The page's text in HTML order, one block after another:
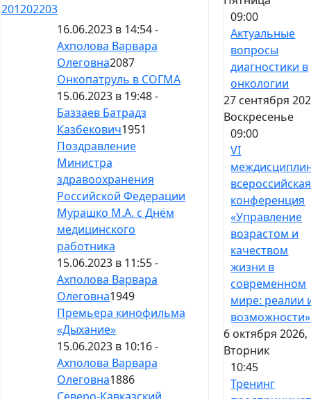
201202203
16.06.2023 в 14:54 -
Ахполова Варвара
Олеговна2087
Онкопатруль в СОГМА
15.06.2023 в 19:48 -
Баззаев Батрадз
Казбекович1951
Поздравление
Министра
здравоохранения
Российской Федерации
Мурашко М.А. с Днём
медицинского
работника
15.06.2023 в 11:55 -
Ахполова Варвара
Олеговна1949
Премьера кинофильма
«Дыхание»
15.06.2023 в 10:16 -
Ахполова Варвара
Олеговна1886
09:00
Актуальные
вопросы
диагностики в
онкологии
27 сентября
Воскресенье
09:00
VI
всероссийская
конференция
«Управление
возрастом и
качеством
жизни в
современном
мире: реалии
возможности»
6 октября 2026,
Вторник
10:45
Тренинг